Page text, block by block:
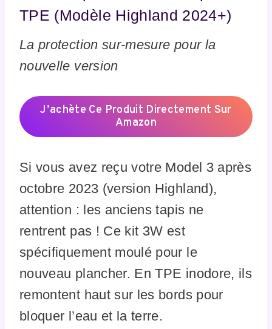
TPE (Modèle Highland 2024+)
La protection sur-mesure pour la
nouvelle version
J’achète Ce Produit Directement Sur
Amazon
Si vous avez reçu votre Model 3 après
octobre 2023 (version Highland),
attention : les anciens tapis ne
rentrent pas ! Ce kit 3W est
spécifiquement moulé pour le
nouveau plancher. En TPE inodore, ils
remontent haut sur les bords pour
bloquer l’eau et la terre.